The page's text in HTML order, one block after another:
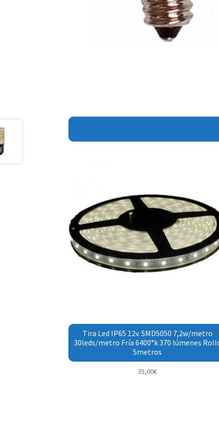
Tira Led IP65 12v. SMD5050 7,2w/metro
30leds/metro Fría 6400°k 370 lúmenes
5metros
35,00€